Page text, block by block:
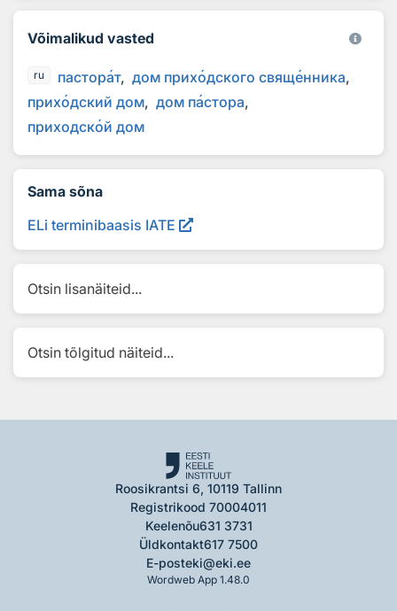
Võimalikud vasted
ru пасторат дом приходского священника
приходский дом дом пастора
приходской дом
Sama sõna
ELi terminibaasis IATE
Otsin lisanäiteid...
Otsin tõlgitud näiteid...
Roosikrantsi 6, 10119 Tallinn
Registrikood 70004011
Keelenõu631 3731
Üldkontakt617 7500
E-posteki@eki.ee
Wordweb App 1.48.0